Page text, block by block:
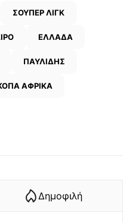
ΣΟΥΠΕΡ ΛΙΓΚ
ΕΛΛΑΔΑ
ΠΑΥΛΙΔΗΣ
ΑΦΡΙΚΑ
Δημοφιλή